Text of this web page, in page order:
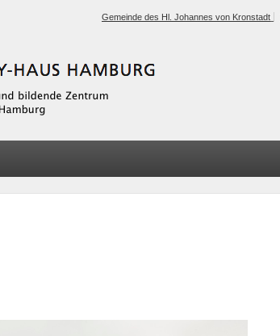
Gemeinde des Hl. Johannes von Kronstadt